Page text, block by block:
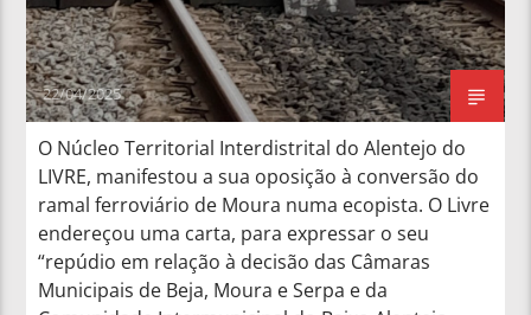
22/04/2025
O Núcleo Territorial Interdistrital do Alentejo do
LIVRE, manifestou a sua oposição à conversão do
ramal ferroviário de Moura numa ecopista. O Livre
endereçou uma carta, para expressar o seu
“repúdio em relação à decisão das Câmaras
Municipais de Beja, Moura e Serpa e da